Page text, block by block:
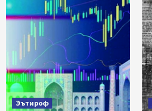
Эътироф